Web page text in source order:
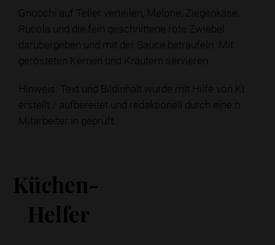
Gnocchi auf Teller verteilen, Melone, Ziegenkäse,
Rucola und die fein geschnittene rote Zwiebel
darübergeben und mit der Sauce beträufeln. Mit
gerösteten Kernen und Kräutern servieren.
Hinweis: Text und Bildinhalt wurde mit Hilfe von KI
erstellt / aufbereitet und redaktionell durch eine:n
Mitarbeiter:in geprüft.
Küchen-
Helfer